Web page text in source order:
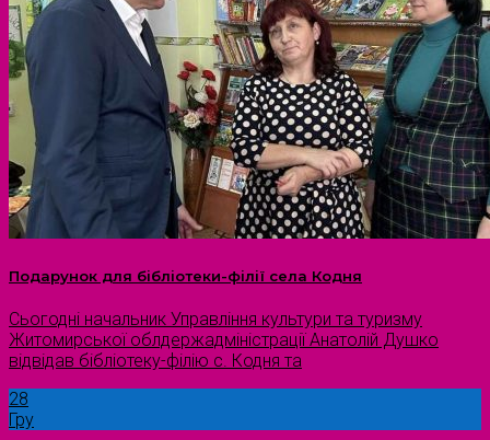
Подарунок для бібліотеки-філії села Кодня
Сьогодні начальник Управління культури та туризму
Житомирської облдержадміністрації Анатолій Душко
відвідав бібліотеку-філію с. Кодня та
28
Гру